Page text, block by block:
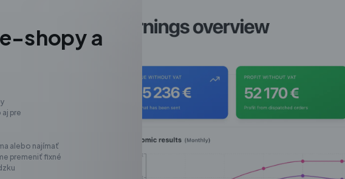
shopy a
pre
alebo najímať
premeniť fixné